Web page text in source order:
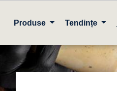
Produse Tendințe